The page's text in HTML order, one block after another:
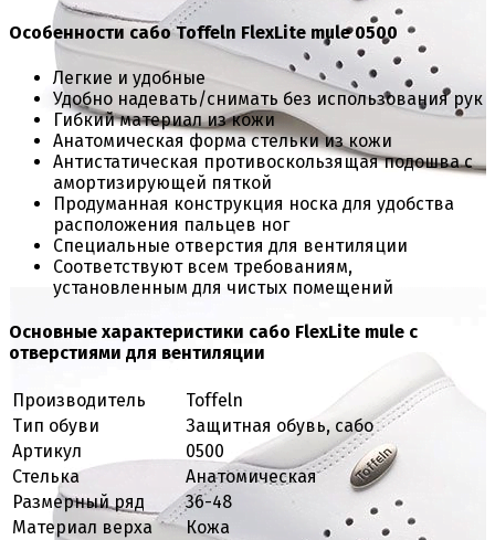
Особенности сабо Toffeln FlexLite mule 0500
Легкие и удобные
Удобно надевать/снимать без использования рук
Гибкий материал из кожи
Анатомическая форма стельки из кожи
Антистатическая противоскользящая подошва с
амортизирующей пяткой
Продуманная конструкция носка для удобства
расположения пальцев ног
Специальные отверстия для вентиляции
Соответствуют всем требованиям,
установленным для чистых помещений
Основные характеристики сабо FlexLite mule с
отверстиями для вентиляции
Производитель
Toffeln
Тип обуви
Защитная обувь, сабо
Артикул
0500
Стелька
Анатомическая
Размерный ряд
36-48
Материал верха
Кожа